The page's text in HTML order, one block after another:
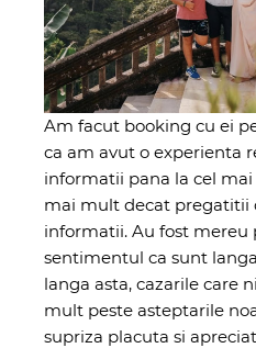
Am facut booking cu ei
ca am avut o experienta
informatii pana la cel
mai mult decat pregatitii
informatii. Au fost mereu
sentimentul ca sunt
langa asta, cazarile care
mult peste asteptarile
supriza placuta si